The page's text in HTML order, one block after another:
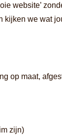
website’
kijken we wat
op maat,
zijn)